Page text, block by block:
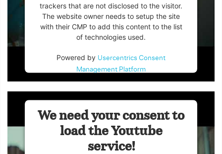
trackers that are not disclosed to the visitor.
The website owner needs to setup the site
with their CMP to add this content to the list
of technologies used.
Powered by Usercentrics Consent
Management Platform
We need your consent to
load the Youtube
service!